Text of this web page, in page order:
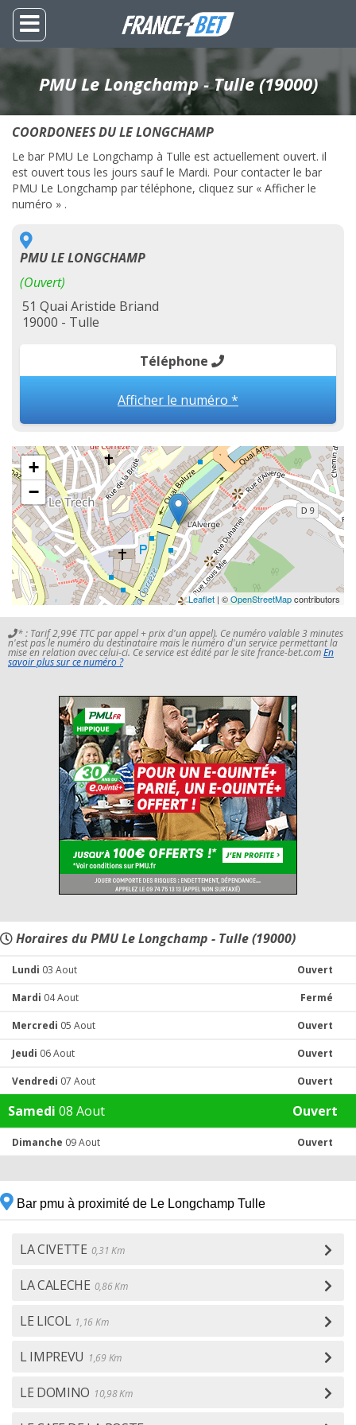
PMU Le Longchamp - Tulle (19000)
COORDONEES DU LE LONGCHAMP
Le bar PMU Le Longchamp à Tulle est actuellement ouvert. il
est ouvert tous les jours sauf le Mardi. Pour contacter le bar
PMU Le Longchamp par téléphone, cliquez sur « Afficher le
numéro » .
PMU LE LONGCHAMP
(Ouvert)
51 Quai Aristide Briand
19000 - Tulle
Téléphone
Afficher le numéro *
+
−
Leaflet | ©OpenStreetMapcontributors
* : Tarif 2,99€ TTC par appel + prix d'un appel). Ce numéro valable 3 minutes
n'est pas le numéro du destinataire mais le numéro d'un service permettant la
mise en relation avec celui-ci. Ce service est édité par le site france-bet.comEn
savoir plus sur ce numéro ?
Horaires du PMU Le Longchamp - Tulle (19000)
Lundi 03 Aout Ouvert
Mardi 04 Aout Fermé
Mercredi 05 Aout Ouvert
Jeudi 06 Aout Ouvert
Vendredi 07 Aout Ouvert
Samedi 08 Aout Ouvert
Dimanche 09 Aout Ouvert
Bar pmu à proximité de Le Longchamp Tulle
LA CIVETTE 0,31 Km
LA CALECHE 0,86 Km
LE LICOL 1,16 Km
L IMPREVU 1,69 Km
LE DOMINO 10,98 Km